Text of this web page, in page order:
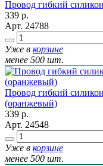
Провод гибкий
339 р.
Арт. 24788
Уже в корзине
менее 500 шт.
Провод гибкий
(оранжевый)
339 р.
Арт. 24548
Уже в корзине
менее 500 шт.